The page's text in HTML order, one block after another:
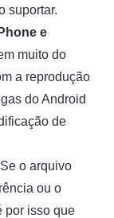
suportar.
e
muito do
a reprodução
do Android
de
Se o arquivo
ou o
por isso que